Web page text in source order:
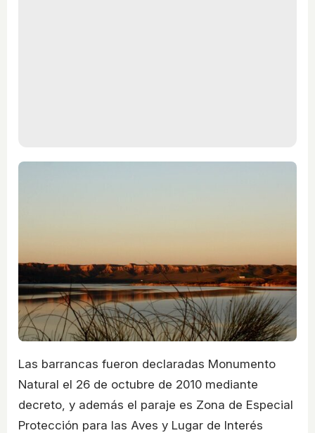
Las barrancas fueron declaradas Monumento
Natural el 26 de octubre de 2010 mediante
decreto, y además el paraje es Zona de Especial
Protección para las Aves y Lugar de Interés